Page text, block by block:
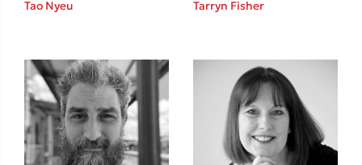
Sebastian Fitzek
Playlist
Tao Nyeu Tarryn Fisher